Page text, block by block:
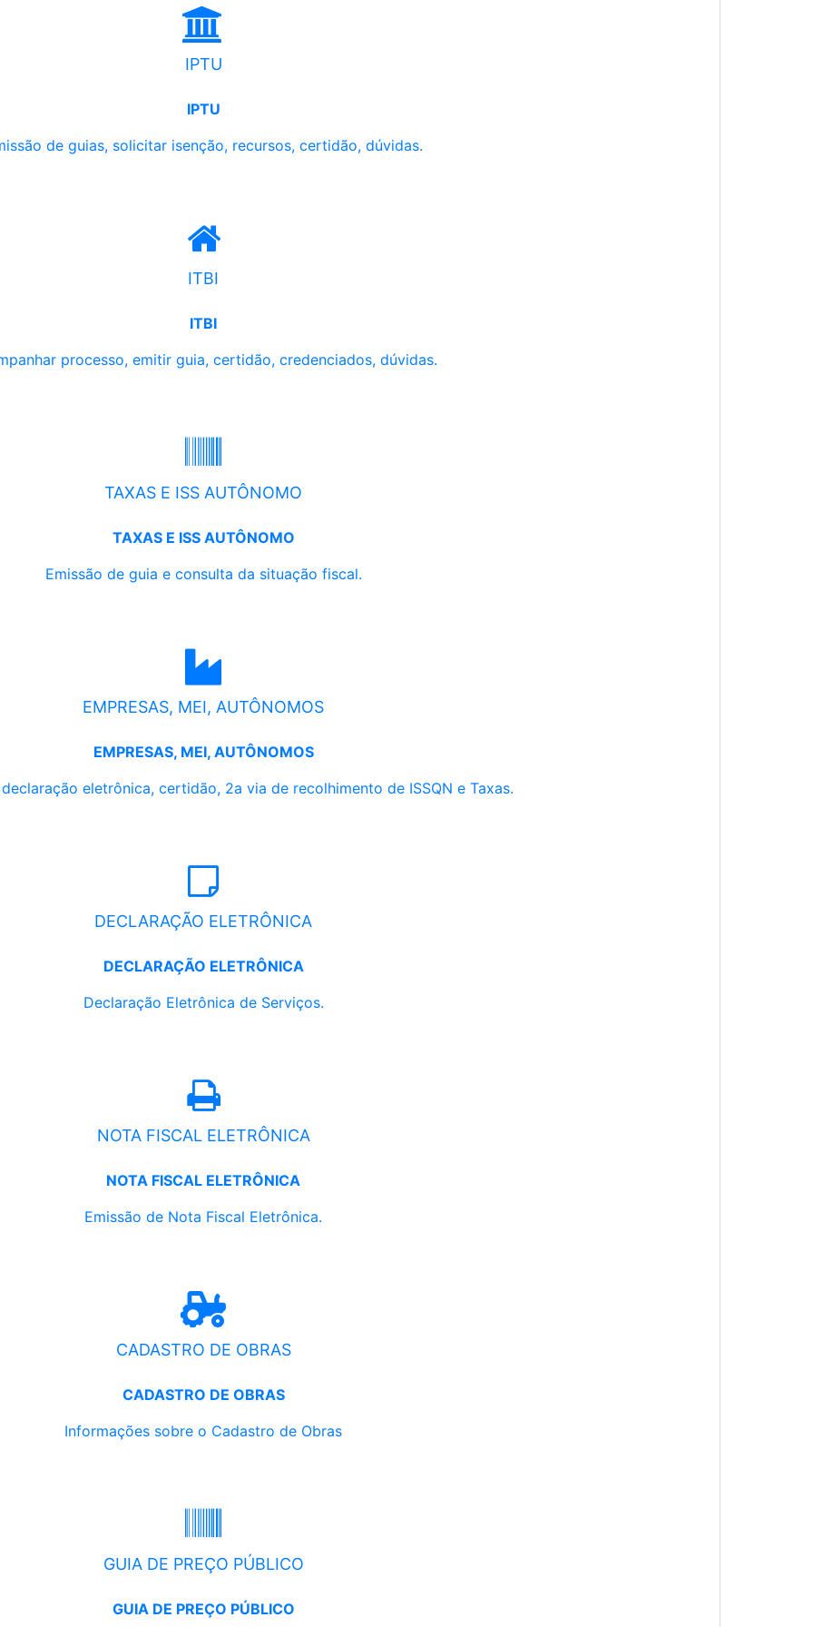
IPTU
IPTU
de guias, solicitar isenção, recursos, certidão, dúvidas.
ITBI
ITBI
processo, emitir guia, certidão, credenciados, dúvidas.
TAXAS E ISS AUTÔNOMO
TAXAS E ISS AUTÔNOMO
Emissão de guia e consulta da situação fiscal.
EMPRESAS, MEI, AUTÔNOMOS
EMPRESAS, MEI, AUTÔNOMOS
eletrônica, certidão, 2a via de recolhimento de ISSQN e Taxas.
DECLARAÇÃO ELETRÔNICA
DECLARAÇÃO ELETRÔNICA
Declaração Eletrônica de Serviços.
NOTA FISCAL ELETRÔNICA
NOTA FISCAL ELETRÔNICA
Emissão de Nota Fiscal Eletrônica.
CADASTRO DE OBRAS
CADASTRO DE OBRAS
Informações sobre o Cadastro de Obras
GUIA DE PREÇO PÚBLICO
GUIA DE PREÇO PÚBLICO